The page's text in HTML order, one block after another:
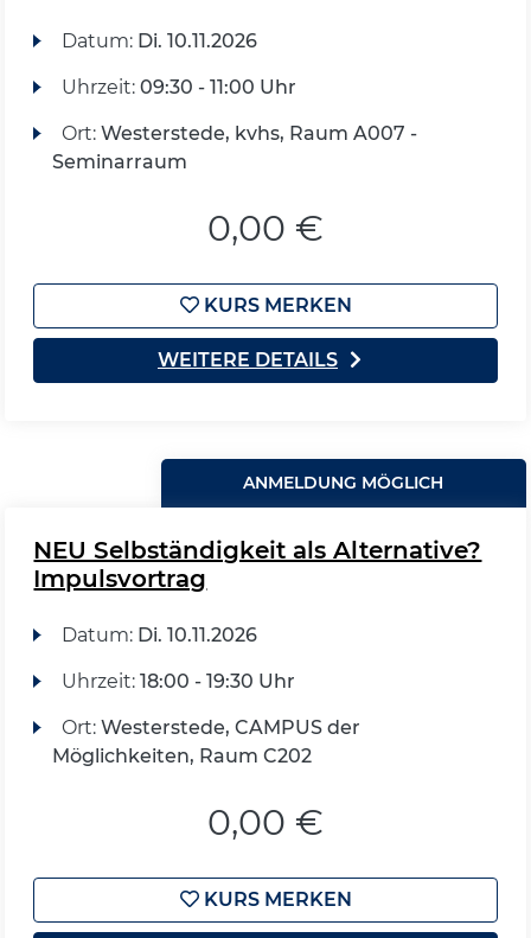
Datum: Di. 10.11.2026
Uhrzeit: 09:30 - 11:00 Uhr
Ort: Westerstede, kvhs, Raum A007 -
Seminarraum
0,00 €
KURS MERKEN
WEITERE DETAILS
ANMELDUNG MÖGLICH
NEU Selbständigkeit als Alternative?
Impulsvortrag
Datum: Di. 10.11.2026
Uhrzeit: 18:00 - 19:30 Uhr
Ort: Westerstede, CAMPUS der
Möglichkeiten, Raum C202
0,00 €
KURS MERKEN